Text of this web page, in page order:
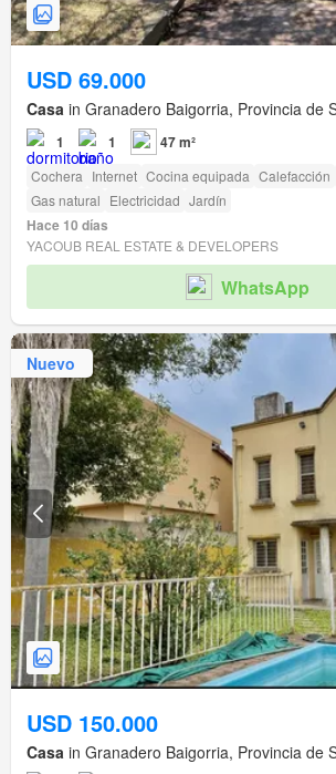
USD 69.000
Casa in Granadero Baigorria, Provincia de
1 1 47 m²
Cochera Internet Cocina equipada Calefacción
Gas natural Electricidad Jardín
Hace 10 días
YACOUB REAL ESTATE & DEVELOPERS
WhatsApp
Nuevo
USD 150.000
Casa in Granadero Baigorria, Provincia de